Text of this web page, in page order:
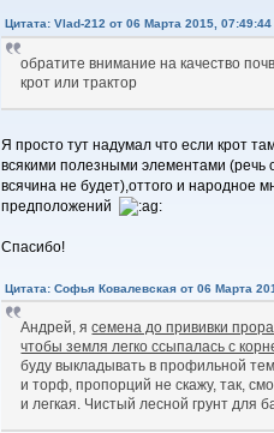
Цитата: Vlad-212 от 06 Марта 2015, 07:49:44
обратите внимание на качество
крот или трактор
Я просто тут надумал что если крот
всякими полезными элементами (речь
всячина не будет),оттого и народное
предположений
Спасибо!
Цитата: Софья Ковалевская от 06 Марта
Андрей, ясемена до прививки
чтобы земля легко ссыпалась с
буду выкладывать в профильной
и торф, пропорций не скажу, так,
и легкая. Чистый лесной грунт для